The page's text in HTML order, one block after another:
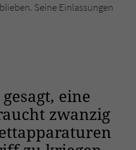
Seine Einlassungen
eine
zwanzig